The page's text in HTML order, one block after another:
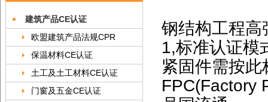
建筑产品CE认证
欧盟建筑产品法规CPR
保温材料CE认证
土工及土工材料CE认证
门窗及五金CE认证
钢结构工程
1,标准认证模
紧固件需按
FPC(Factory